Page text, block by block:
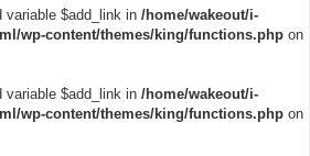
variable $add_link in /home/wakeout/i-
wp-content/themes/king/functions.php on
variable $add_link in /home/wakeout/i-
wp-content/themes/king/functions.php on